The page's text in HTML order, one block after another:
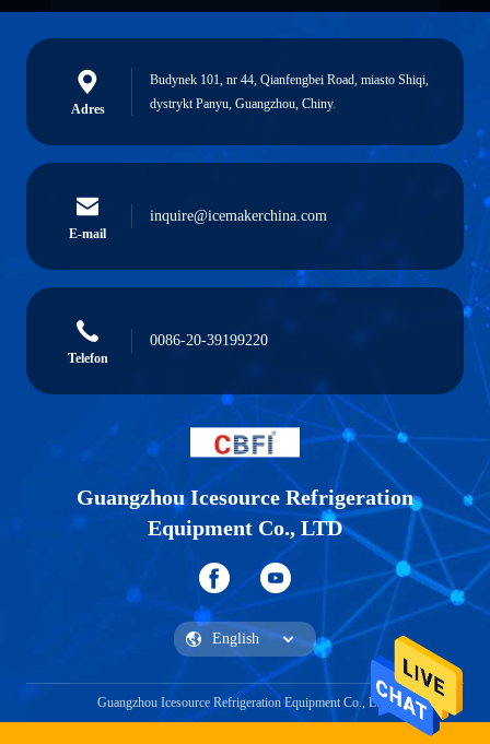
Adres
Budynek 101, nr 44, Qianfengbei Road, miasto Shiqi,
dystrykt Panyu, Guangzhou, Chiny.
E-mail
inquire@icemakerchina.com
Telefon
0086-20-39199220
Guangzhou Icesource Refrigeration
Equipment Co., LTD
Guangzhou Icesource Refrigeration Equipment Co., LTD